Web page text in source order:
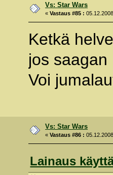
Vs: Star Wars
«Vastaus #85 :
Ketkä
jos
Voi
Vs: Star Wars
«Vastaus #86 :
Lainaus